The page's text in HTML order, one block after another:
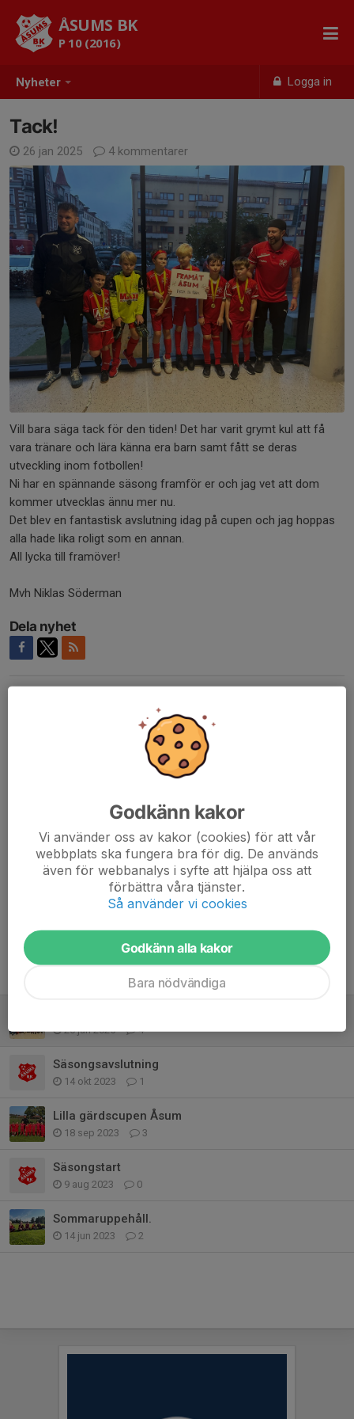
Nyheter Logga in
ÅSUMS BK
P 10 (2016)
Tack!
26 jan 2025 4 kommentarer
Vill bara säga tack för den tiden! Det har varit grymt kul att få
vara tränare och lära känna era barn samt fått se deras
utveckling inom fotbollen!
Ni har en spännande säsong framför er och jag vet att dom
kommer utvecklas ännu mer nu.
Det blev en fantastisk avslutning idag på cupen och jag hoppas
alla hade lika roligt som en annan.
All lycka till framöver!
Mvh Niklas Söderman
Dela nyhet
26 jan 2025
Tack ska du ha Niklas och tack för allt ni har gjort för
killarna! Heja Åsum ⚽️😊
Liridon Klinaku26 jan 2025
Tack för allt Niklas och Christopher 🙌👋
Jenny Söderman28 jan 2025
Grymt jobbat, Niklas o Stoffe!! Ni har gjort en fantastisk
26 jan 2025 4
Säsongsavslutning
14 okt 2023 1
Lilla gärdscupen Åsum
18 sep 2023 3
Säsongstart
9 aug 2023 0
Sommaruppehåll.
14 jun 2023 2
Godkänn kakor
Vi använder oss av kakor (cookies) för att vår
webbplats ska fungera bra för dig. De används
även för webbanalys i syfte att hjälpa oss att
förbättra våra tjänster.
Så använder vi cookies
Godkänn alla kakor
Bara nödvändiga